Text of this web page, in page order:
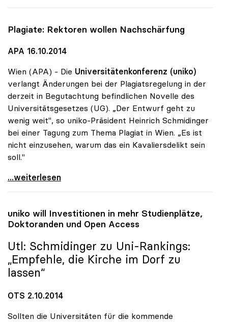
Plagiate: Rektoren wollen Nachschärfung
APA 16.10.2014
Wien (APA) - Die Universitätenkonferenz (uniko)
verlangt Änderungen bei der Plagiatsregelung in der
derzeit in Begutachtung befindlichen Novelle des
Universitätsgesetzes (UG). „Der Entwurf geht zu
wenig weit", so uniko-Präsident Heinrich Schmidinger
bei einer Tagung zum Thema Plagiat in Wien. „Es ist
nicht einzusehen, warum das ein Kavaliersdelikt sein
soll."
Plagiate: Rektoren wollen Nachschärfung
...weiterlesen
uniko will Investitionen in mehr Studienplätze,
Doktoranden und Open Access
Utl: Schmidinger zu Uni-Rankings:
„Empfehle, die Kirche im Dorf zu
lassen“
OTS 2.10.2014
Sollten die Universitäten für die kommende